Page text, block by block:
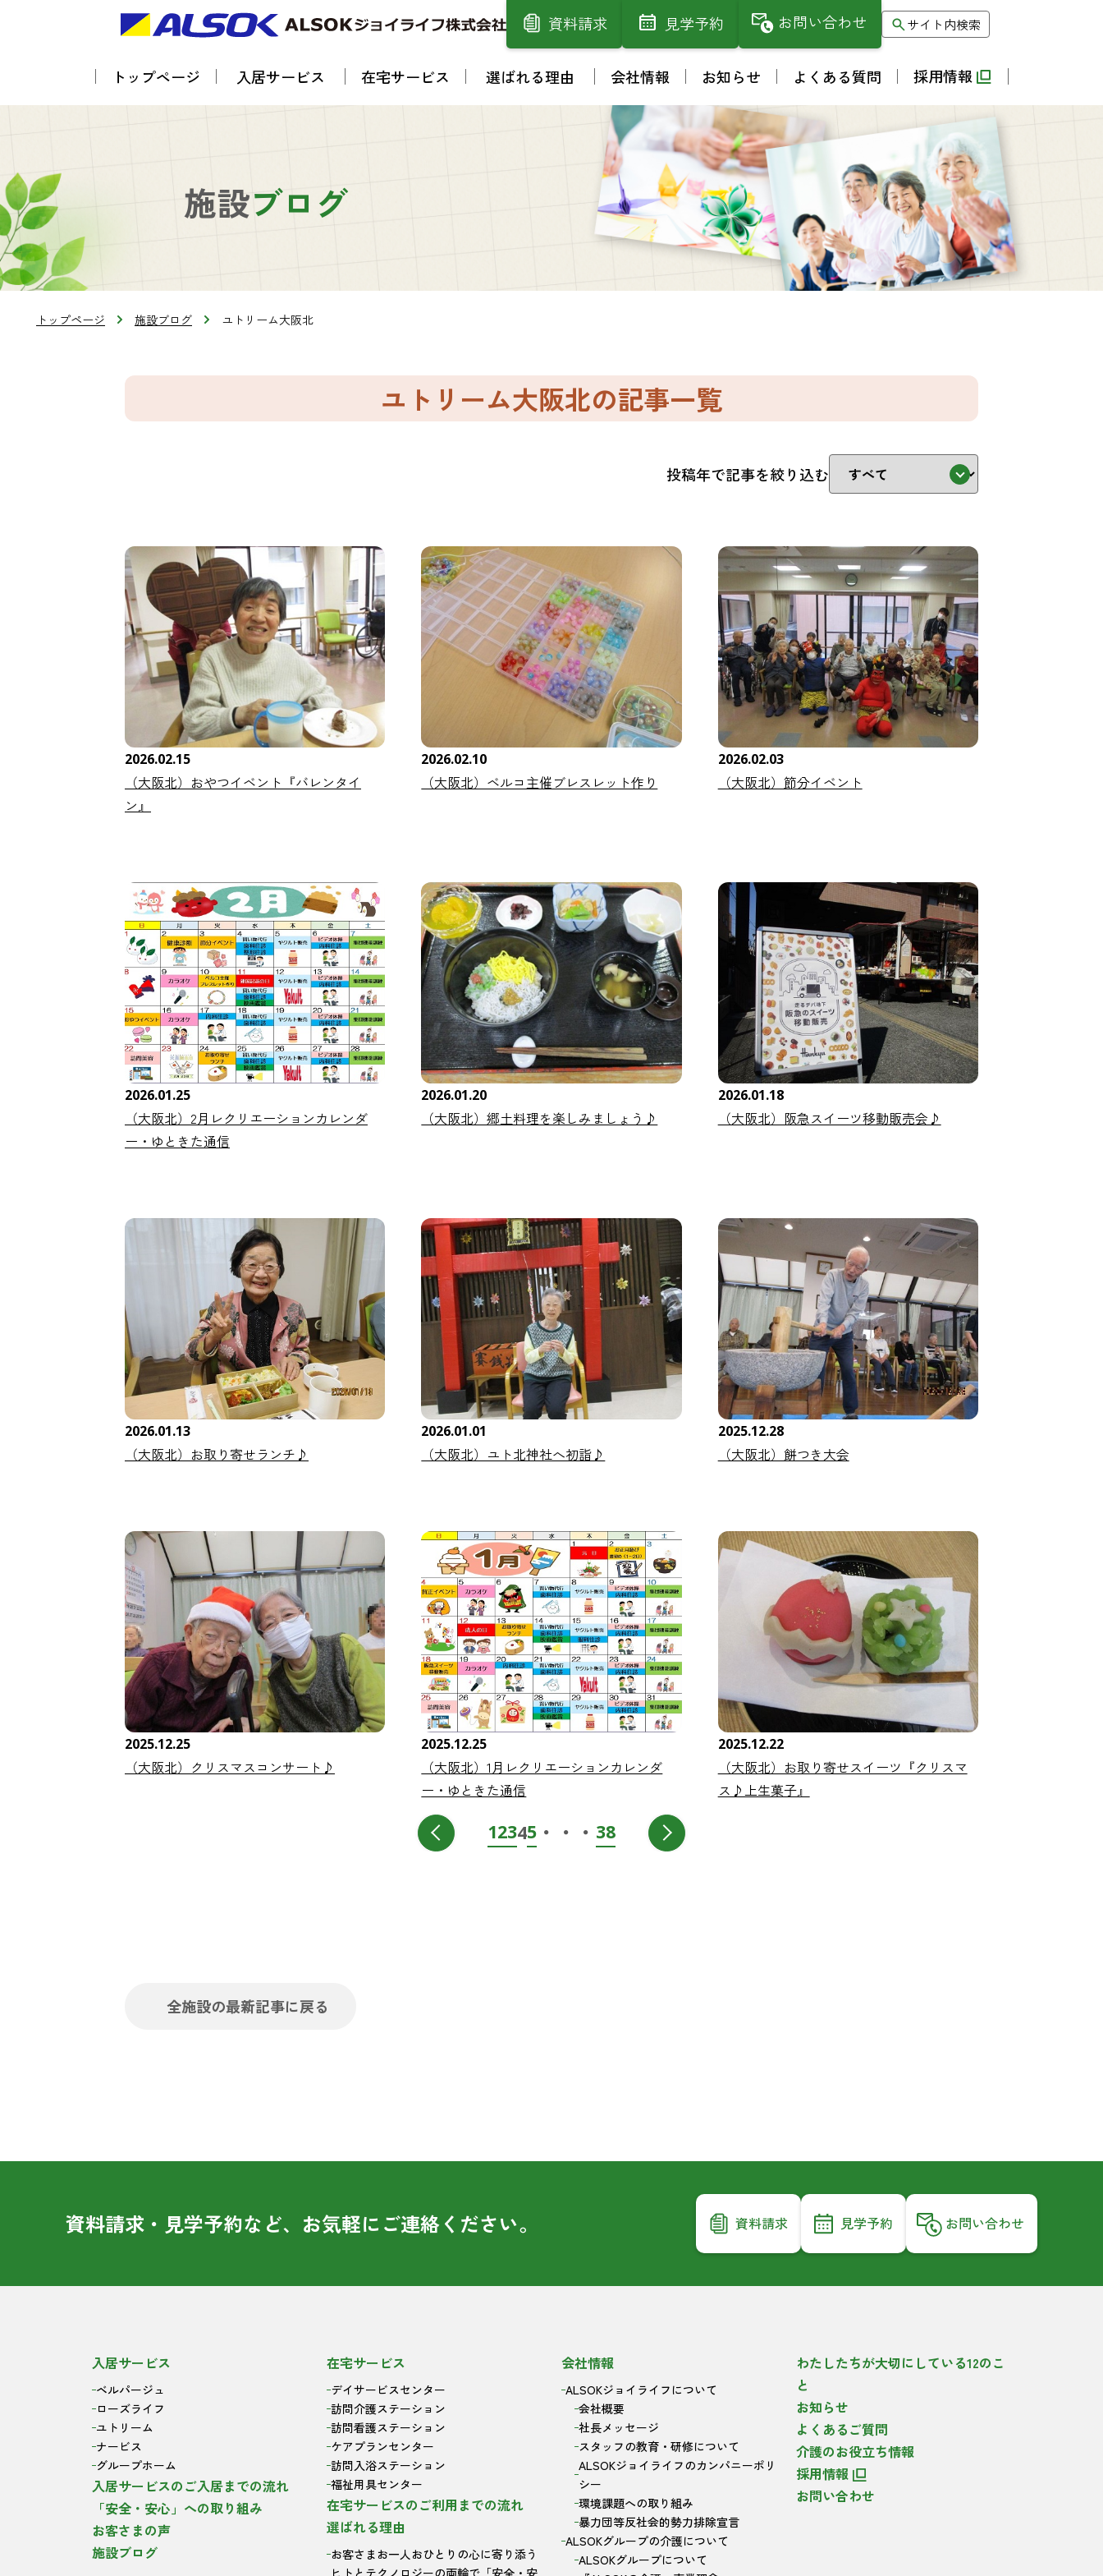
資料請求 見学予約 お問い合わせ サイト内検索
トップページ 入居サービス 在宅サービス 選ばれる理由 会社情報 お知らせ よくある質問 採用情報
施設ブログ
トップページ 施設ブログ ユトリーム大阪北
ユトリーム大阪北の記事一覧
投稿年で記事を絞り込む
2026.02.15
（大阪北）おやつイベント『バレンタイ
ン』
2026.02.10
（大阪北）ベルコ主催ブレスレット作り
2026.02.03
（大阪北）節分イベント
2026.01.25
（大阪北）2月レクリエーションカレンダ
ー・ゆときた通信
2026.01.20
（大阪北）郷土料理を楽しみましょう♪
2026.01.18
（大阪北）阪急スイーツ移動販売会♪
2026.01.13
（大阪北）お取り寄せランチ♪
2026.01.01
（大阪北）ユト北神社へ初詣♪
2025.12.28
（大阪北）餅つき大会
2025.12.25
（大阪北）クリスマスコンサート♪
2025.12.25
（大阪北）1月レクリエーションカレンダ
ー・ゆときた通信
2025.12.22
（大阪北）お取り寄せスイーツ『クリスマ
ス♪上生菓子』
12345 ・・・ 38
全施設の最新記事に戻る
資料請求・見学予約など、お気軽に ご連絡ください。 資料請求 見学予約 お問い合わせ
入居サービス
ベルパージュ
ローズライフ
ユトリーム
ナービス
グループホーム
入居サービスのご入居までの流れ
「安全・安心」への取り組み
お客さまの声
施設ブログ
在宅サービス
デイサービスセンター
訪問介護ステーション
訪問看護ステーション
ケアプランセンター
訪問入浴ステーション
福祉用具センター
在宅サービスのご利用までの流れ
選ばれる理由
お客さまお一人おひとりの心に寄り添う
ヒトとテクノロジーの両輪で「安全・安
会社情報
ALSOKジョイライフについて
会社概要
社長メッセージ
スタッフの教育・研修について
ALSOKジョイライフのカンパニーポリ
シー
環境課題への取り組み
暴力団等反社会的勢力排除宣言
ALSOKグループの介護について
ALSOKグループについて
わたしたちが大切にしている12のこ
と
お知らせ
よくあるご質問
介護のお役立ち情報
採用情報
お問い合わせ